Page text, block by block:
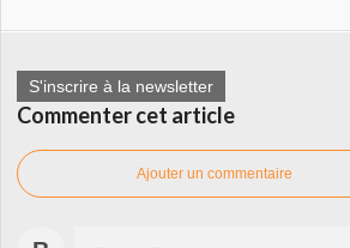
S'inscrire à la newsletter
Commenter cet article
Ajouter un commentaire